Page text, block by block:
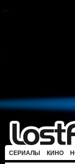
СЕРИАЛЫ КИНО